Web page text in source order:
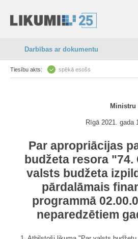
Darbības ar dokumentu
Tiesību akts: spēkā esošs
Ministru
Rīgā 2021. gada
Par apropriācijas
budžeta resora "74.
valsts budžeta
pārdalāmais
programmā
neparedzētiem